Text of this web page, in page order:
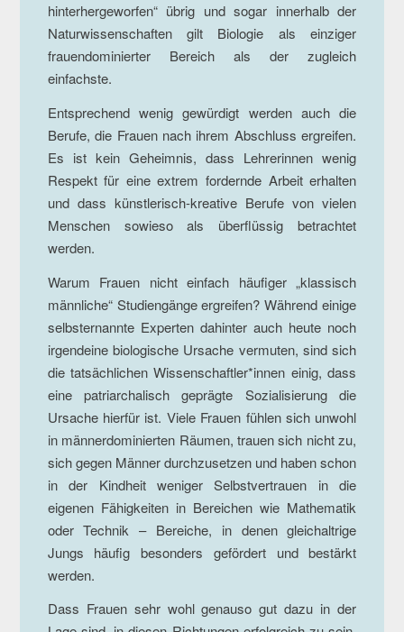
hinterhergeworfen“ übrig und sogar innerhalb der
Naturwissenschaften gilt Biologie als einziger
frauendominierter Bereich als der zugleich
einfachste.
Entsprechend wenig gewürdigt werden auch die
Berufe, die Frauen nach ihrem Abschluss ergreifen.
Es ist kein Geheimnis, dass Lehrerinnen wenig
Respekt für eine extrem fordernde Arbeit erhalten
und dass künstlerisch-kreative Berufe von vielen
Menschen sowieso als überflüssig betrachtet
werden.
Warum Frauen nicht einfach häufiger „klassisch
männliche“ Studiengänge ergreifen? Während einige
selbsternannte Experten dahinter auch heute noch
irgendeine biologische Ursache vermuten, sind sich
die tatsächlichen Wissenschaftler*innen einig, dass
eine patriarchalisch geprägte Sozialisierung die
Ursache hierfür ist. Viele Frauen fühlen sich unwohl
in männerdominierten Räumen, trauen sich nicht zu,
sich gegen Männer durchzusetzen und haben schon
in der Kindheit weniger Selbstvertrauen in die
eigenen Fähigkeiten in Bereichen wie Mathematik
oder Technik – Bereiche, in denen gleichaltrige
Jungs häufig besonders gefördert und bestärkt
werden.
Dass Frauen sehr wohl genauso gut dazu in der